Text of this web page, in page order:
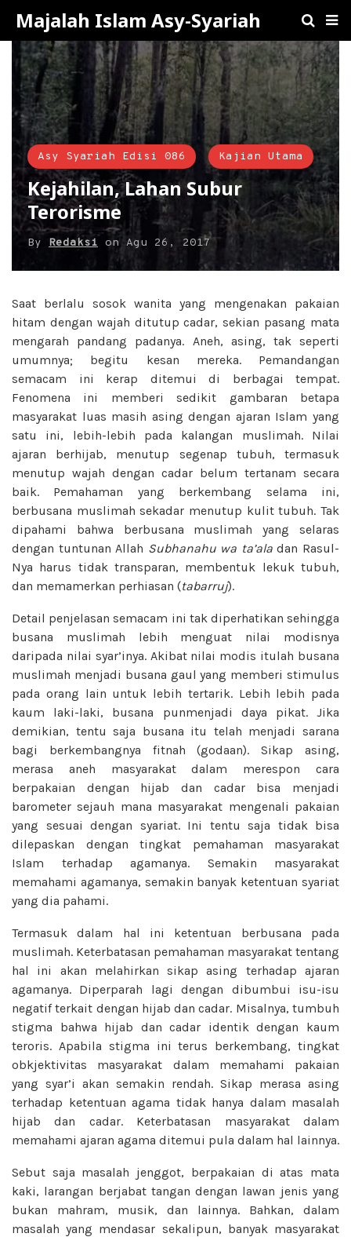
Majalah Islam Asy-Syariah
Asy Syariah Edisi 086 Kajian Utama
Kejahilan, Lahan Subur
Terorisme
By Redaksi on Agu 26, 2017
Saat berlalu sosok wanita yang mengenakan pakaian
hitam dengan wajah ditutup cadar, sekian pasang mata
mengarah pandang padanya. Aneh, asing, tak seperti
umumnya; begitu kesan mereka. Pemandangan
semacam ini kerap ditemui di berbagai tempat.
Fenomena ini memberi sedikit gambaran betapa
masyarakat luas masih asing dengan ajaran Islam yang
satu ini, lebih-lebih pada kalangan muslimah. Nilai
ajaran berhijab, menutup segenap tubuh, termasuk
menutup wajah dengan cadar belum tertanam secara
baik. Pemahaman yang berkembang selama ini,
berbusana muslimah sekadar menutup kulit tubuh. Tak
dipahami bahwa berbusana muslimah yang selaras
dengan tuntunan Allah Subhanahu wa ta’aladan Rasul-
Nya harus tidak transparan, membentuk lekuk tubuh,
dan memamerkan perhiasan (tabarruj).
Detail penjelasan semacam ini tak diperhatikan sehingga
busana muslimah lebih menguat nilai modisnya
daripada nilai syar’inya. Akibat nilai modis itulah busana
muslimah menjadi busana gaul yang memberi stimulus
pada orang lain untuk lebih tertarik. Lebih lebih pada
kaum laki-laki, busana punmenjadi daya pikat. Jika
demikian, tentu saja busana itu telah menjadi sarana
bagi berkembangnya fitnah (godaan). Sikap asing,
merasa aneh masyarakat dalam merespon cara
berpakaian dengan hijab dan cadar bisa menjadi
barometer sejauh mana masyarakat mengenali pakaian
yang sesuai dengan syariat. Ini tentu saja tidak bisa
dilepaskan dengan tingkat pemahaman masyarakat
Islam terhadap agamanya. Semakin masyarakat
memahami agamanya, semakin banyak ketentuan syariat
yang dia pahami.
Termasuk dalam hal ini ketentuan berbusana pada
muslimah. Keterbatasan pemahaman masyarakat tentang
hal ini akan melahirkan sikap asing terhadap ajaran
agamanya. Diperparah lagi dengan dibumbui isu-isu
negatif terkait dengan hijab dan cadar. Misalnya, tumbuh
stigma bahwa hijab dan cadar identik dengan kaum
teroris. Apabila stigma ini terus berkembang, tingkat
obkjektivitas masyarakat dalam memahami pakaian
yang syar’i akan semakin rendah. Sikap merasa asing
terhadap ketentuan agama tidak hanya dalam masalah
hijab dan cadar. Keterbatasan masyarakat dalam
memahami ajaran agama ditemui pula dalam hal lainnya.
Sebut saja masalah jenggot, berpakaian di atas mata
kaki, larangan berjabat tangan dengan lawan jenis yang
bukan mahram, musik, dan lainnya. Bahkan, dalam
masalah yang mendasar sekalipun, banyak masyarakat